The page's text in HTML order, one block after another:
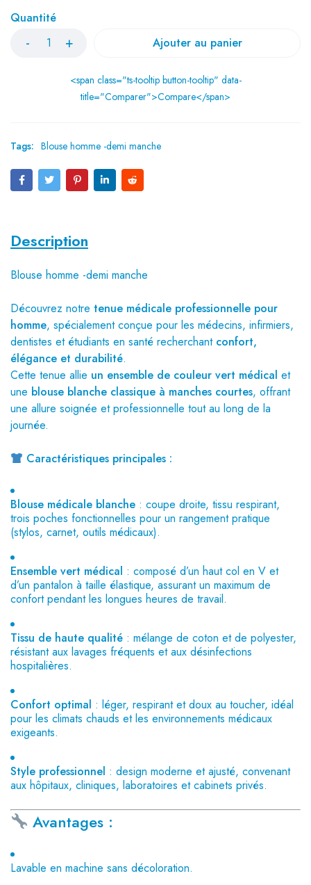
Quantité
Ajouter au panier
<span class="ts-tooltip button-tooltip" data-
title="Comparer">Compare</span>
Tags: Blouse homme -demi manche
Description
Blouse homme -demi manche
Découvrez notre tenue médicale professionnelle pour
homme, spécialement conçue pour les médecins, infirmiers,
dentistes et étudiants en santé recherchant confort,
élégance et durabilité.
Cette tenue allie un ensemble de couleur vert médical et
une blouse blanche classique à manches courtes, offrant
une allure soignée et professionnelle tout au long de la
journée.
Caractéristiques principales :
Blouse médicale blanche : coupe droite, tissu respirant,
trois poches fonctionnelles pour un rangement pratique
(stylos, carnet, outils médicaux).
Ensemble vert médical : composé d’un haut col en V et
d’un pantalon à taille élastique, assurant un maximum de
confort pendant les longues heures de travail.
Tissu de haute qualité : mélange de coton et de polyester,
résistant aux lavages fréquents et aux désinfections
hospitalières.
Confort optimal : léger, respirant et doux au toucher, idéal
pour les climats chauds et les environnements médicaux
exigeants.
Style professionnel : design moderne et ajusté, convenant
aux hôpitaux, cliniques, laboratoires et cabinets privés.
Avantages :
Lavable en machine sans décoloration.